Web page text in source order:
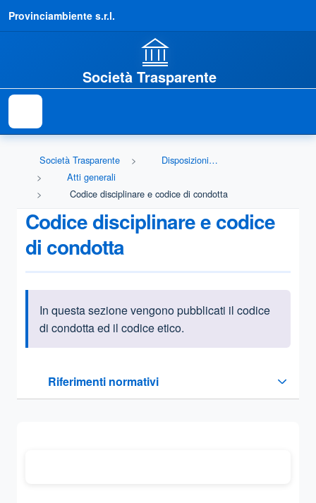
Provinciambiente s.r.l.
Società Trasparente
Società Trasparente
Disposizioni generali
Atti generali
Codice disciplinare e codice di condotta
Codice disciplinare e codice
di condotta
Informazioni introduttive
In questa sezione vengono pubblicati il codice
di condotta ed il codice etico.
Riferimenti normativi
Sezione compressa